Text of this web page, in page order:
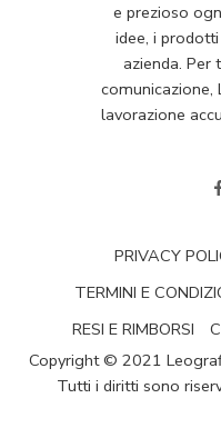
e prezioso
idee, i
azienda.
comunicazione,
lavorazione
PRIVACY
TERMINI E
RESI E RIMBORSI
Copyright © 2021
Tutti i diritti sono